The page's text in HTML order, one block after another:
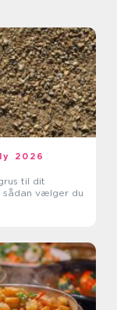
2026
til dit
sådan vælger du